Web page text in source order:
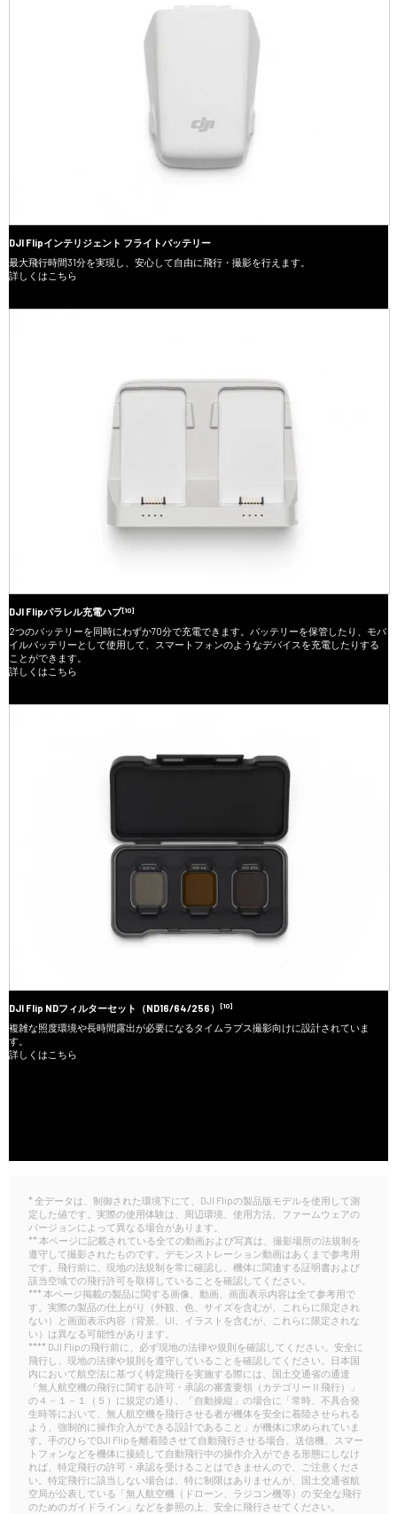
DJI Flipインテリジェント フライトバッテリー
最大飛行時間31分を実現し、安心して自由に飛行・撮影を行えます。
詳しくはこちら
DJI Flipパラレル充電ハブ[10]
2つのバッテリーを同時にわずか70分で充電できます。バッテリーを保管したり、モバ
イルバッテリーとして使用して、スマートフォンのようなデバイスを充電したりする
ことができます。
詳しくはこちら
DJI Flip NDフィルターセット（ND16/64/256） [10]
複雑な照度環境や長時間露出が必要になるタイムラプス撮影向けに設計されていま
す。
詳しくはこちら
* 全データは、制御された環境下にて、DJI Flipの製品版モデルを使用して測
定した値です。実際の使用体験は、周辺環境、使用方法、ファームウェアの
バージョンによって異なる場合があります。
** 本ページに記載されている全ての動画および写真は、撮影場所の法規制を
遵守して撮影されたものです。デモンストレーション動画はあくまで参考用
です。飛行前に、現地の法規制を常に確認し、機体に関連する証明書および
該当空域での飛行許可を取得していることを確認してください。
*** 本ページ掲載の製品に関する画像、動画、画面表示内容は全て参考用で
す。実際の製品の仕上がり（外観、色、サイズを含むが、これらに限定され
ない）と画面表示内容（背景、UI、イラストを含むが、これらに限定されな
い）は異なる可能性があります。
**** DJI Flipの飛行前に、必ず現地の法律や規則を確認してください。安全に
飛行し、現地の法律や規則を遵守していることを確認してください。日本国
内において航空法に基づく特定飛行を実施する際には、国土交通省の通達
「無人航空機の飛行に関する許可・承認の審査要領（カテゴリーⅡ飛行）」
の４－１－１（５）に規定の通り、「自動操縦」の場合に「常時、不具合発
生時等において、無人航空機を飛行させる者が機体を安全に着陸させられる
よう、強制的に操作介入ができる設計であること」が機体に求められていま
す。手のひらでDJI Flipを離着陸させて自動飛行させる場合、送信機、スマー
トフォンなどを機体に接続して自動飛行中の操作介入ができる形態にしなけ
れば、特定飛行の許可・承認を受けることはできませんので、ご注意くださ
い。特定飛行に該当しない場合は、特に制限はありませんが、国土交通省航
空局が公表している「無人航空機（ドローン、ラジコン機等）の 安全な飛行
のためのガイドライン」などを参照の上、安全に飛行させてください。